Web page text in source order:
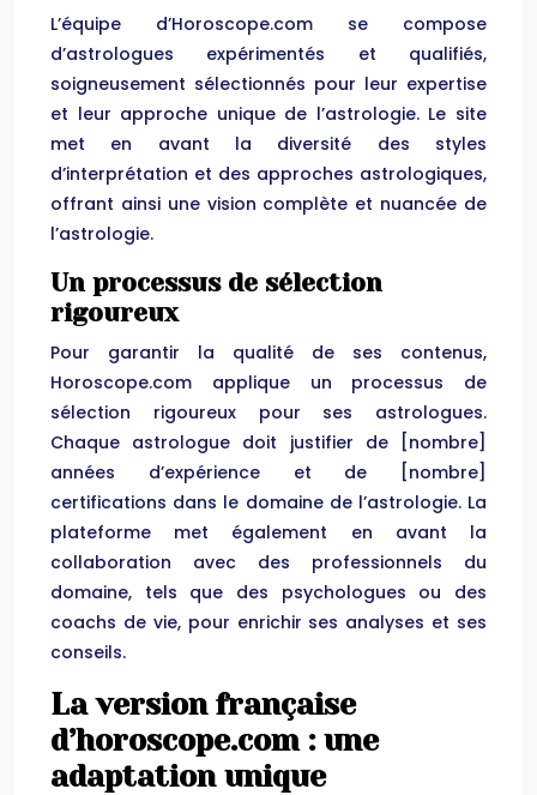
L’équipe d’Horoscope.com se compose
d’astrologues expérimentés et qualifiés,
soigneusement sélectionnés pour leur expertise
et leur approche unique de l’astrologie. Le site
met en avant la diversité des styles
d’interprétation et des approches astrologiques,
offrant ainsi une vision complète et nuancée de
l’astrologie.
Un processus de sélection
rigoureux
Pour garantir la qualité de ses contenus,
Horoscope.com applique un processus de
sélection rigoureux pour ses astrologues.
Chaque astrologue doit justifier de [nombre]
années d’expérience et de [nombre]
certifications dans le domaine de l’astrologie. La
plateforme met également en avant la
collaboration avec des professionnels du
domaine, tels que des psychologues ou des
coachs de vie, pour enrichir ses analyses et ses
conseils.
La version française
d’horoscope.com : une
adaptation unique